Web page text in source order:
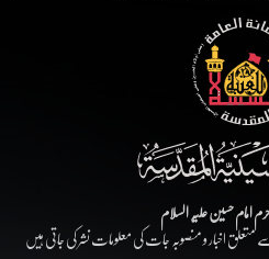
امام حسین علیہ السلام
اخبار و منصوبہ جات کی معلومات نشر کی جاتی ہیں